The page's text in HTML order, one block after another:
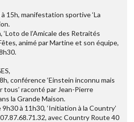
15h, manifestation sportive ‘La
‘Loto de l’Amicale des Retraités
animé par Martine et son équipe,
conférence ‘Einstein inconnu mais
tous’ raconté par Jean-Pierre
la Grande Maison.
à 11h30, ‘Initiation à la Country’
avec Country Route 40